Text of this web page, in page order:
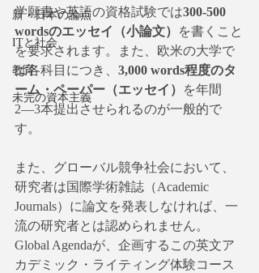
新・日本の論点
ITと社会
教育
未完の資本主義
学願書や英語の資格試験では300-500
wordsのエッセイ（小論文）
を書くこと
を要求されます。また、欧米の大学で
は各科目につき、 3,000 words程度のタ
ーム・ペーパー（エッセイ）
を年間
2―3本提出させられるのが一般的で
す。
また、グローバル競争社会において、
研究者は国際学術雑誌（Academic
Journals）に論文を発表しなければ、一
流の研究者とは認められません。
Global Agendaが、企画するこの英文ア
カデミック・ライティング体験コース